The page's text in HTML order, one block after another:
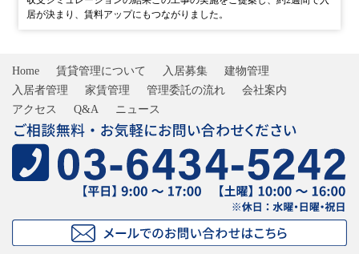
居が決まり、賃料アップにもつながりました。
Home 賃貸管理について 入居募集
建物管理
入居者管理
家賃管理 管理委託の流れ
会社案内
アクセス
Q&A ニュース